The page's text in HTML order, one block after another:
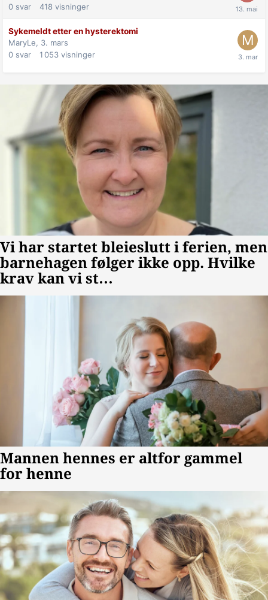
0 svar 418 visninger
Sykemeldt etter en hysterektomi
MaryLe, 3. mars
0 svar 1 053 visninger